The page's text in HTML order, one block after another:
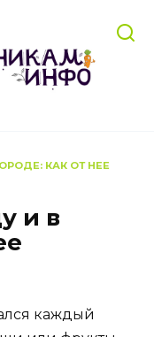
КАК ОТ НЕЕ
и в
каждый